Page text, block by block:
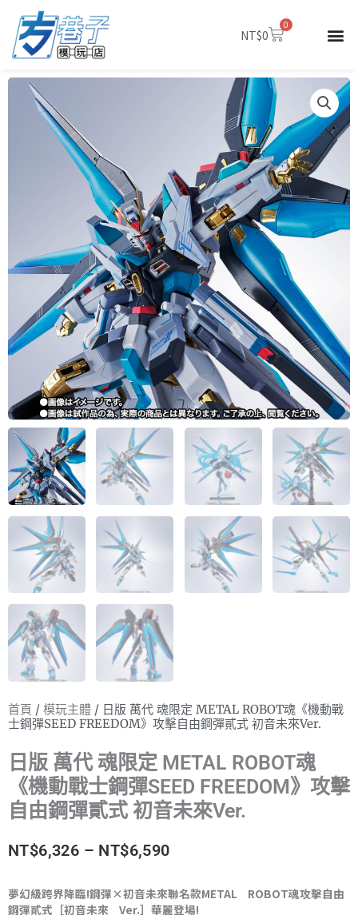
NT$0
0
購
首頁 / 模玩主體 / 日版 萬代 魂限定 METAL ROBOT魂《機動戰
士鋼彈SEED FREEDOM》攻擊自由鋼彈貳式 初音未來Ver.
日版 萬代 魂限定 METAL ROBOT魂
《機動戰士鋼彈SEED FREEDOM》攻擊
自由鋼彈貳式 初音未來Ver.
NT$6,326 – NT$6,590價
範
夢幻級跨界降臨!鋼彈×初音未來聯名款METAL ROBOT魂攻擊自由
鋼彈貳式［初音未來 Ver.］華麗登場!